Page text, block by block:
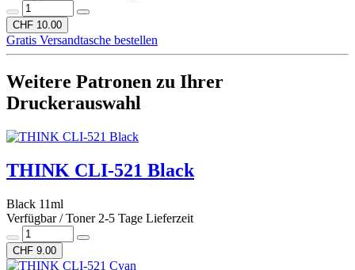
CHF 10.00
Gratis Versandtasche bestellen
Weitere Patronen zu Ihrer
Druckerauswahl
THINK CLI-521 Black
Black 11ml
Verfügbar / Toner 2-5 Tage Lieferzeit
CHF 9.00